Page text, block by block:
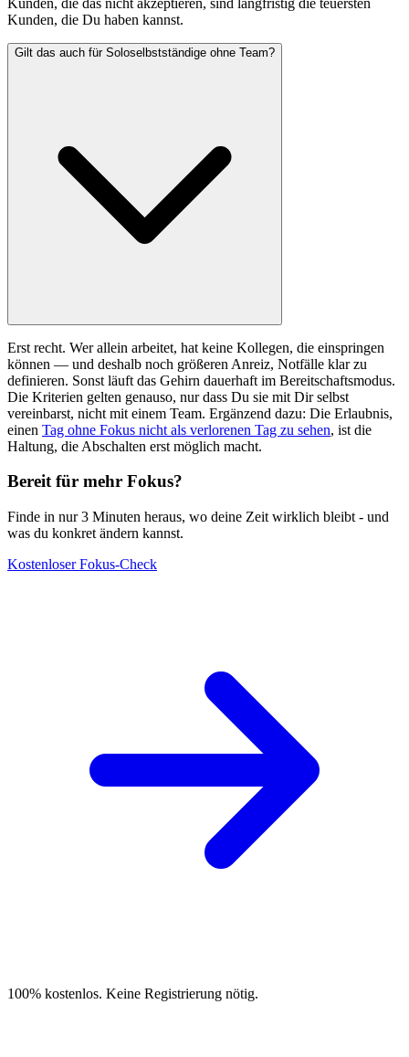
Kunden, die Du haben kannst.
Gilt das auch für Soloselbstständige ohne Team?
Erst recht. Wer allein arbeitet, hat keine Kollegen, die einspringen
können — und deshalb noch größeren Anreiz, Notfälle klar zu
definieren. Sonst läuft das Gehirn dauerhaft im Bereitschaftsmodus.
Die Kriterien gelten genauso, nur dass Du sie mit Dir selbst
vereinbarst, nicht mit einem Team. Ergänzend dazu: Die Erlaubnis,
einen Tag ohne Fokus nicht als verlorenen Tag zu sehen, ist die
Haltung, die Abschalten erst möglich macht.
Bereit für mehr Fokus?
Finde in nur 3 Minuten heraus, wo deine Zeit wirklich bleibt - und
was du konkret ändern kannst.
Kostenloser Fokus-Check
100% kostenlos. Keine Registrierung nötig.